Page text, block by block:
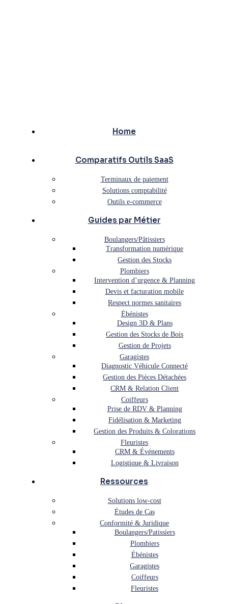
Home
Comparatifs Outils SaaS
Terminaux de paiement
Solutions comptabilité
Outils e-commerce
Guides par Métier
Boulangers/Pâtissiers
Transformation numérique
Gestion des Stocks
Plombiers
Intervention d’urgence & Planning
Devis et facturation mobile
Respect normes sanitaires
Ébénistes
Design 3D & Plans
Gestion des Stocks de Bois
Gestion de Projets
Garagistes
Diagnostic Véhicule Connecté
Gestion des Pièces Détachées
CRM & Relation Client
Coiffeurs
Prise de RDV & Planning
Fidélisation & Marketing
Gestion des Produits & Colorations
Fleuristes
CRM & Événements
Logistique & Livraison
Ressources
Solutions low-cost
Études de Cas
Conformité & Juridique
Boulangers/Patissiers
Plombiers
Ébénistes
Garagistes
Coiffeurs
Fleuristes